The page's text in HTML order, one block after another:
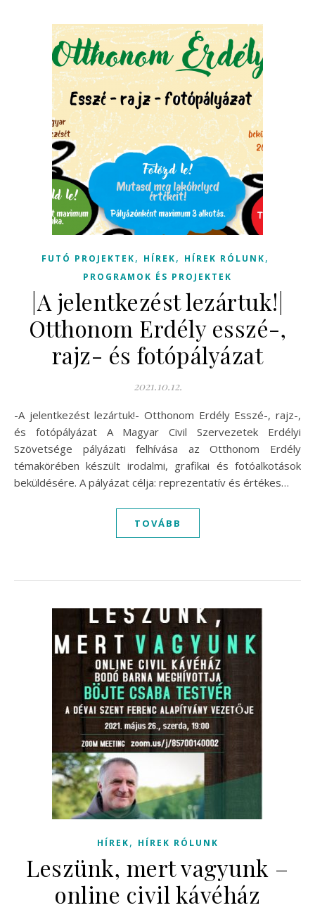
FUTÓ PROJEKTEK, HÍREK, HÍREK RÓLUNK,
PROGRAMOK ÉS PROJEKTEK
|A jelentkezést lezártuk!|
Otthonom Erdély esszé-,
rajz- és fotópályázat
2021.10.12.
-A jelentkezést lezártuk!- Otthonom Erdély Esszé-, rajz-,
és fotópályázat A Magyar Civil Szervezetek Erdélyi
Szövetsége pályázati felhívása az Otthonom Erdély
témakörében készült irodalmi, grafikai és fotóalkotások
beküldésére. A pályázat célja: reprezentatív és értékes…
TOVÁBB
HÍREK, HÍREK RÓLUNK
Leszünk, mert vagyunk –
online civil kávéház